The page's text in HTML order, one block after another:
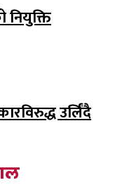
नियुक्ति
उर्लिंदै